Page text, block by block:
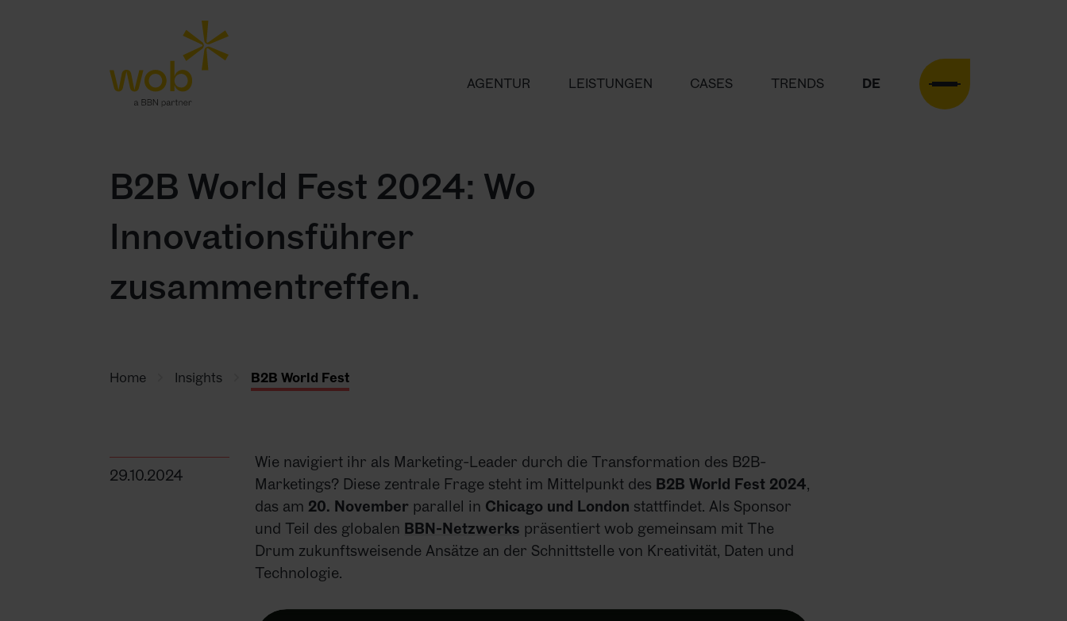
KARRIERE
NEWSLETTER
AGENTUR LEISTUNGEN CASES TRENDS DE
B2B World Fest 2024: Wo
Innovationsführer
zusammentreffen.
Home Insights B2B World Fest
29.10.2024
Wie navigiert ihr als Marketing-Leader durch die Transformation des B2B-
Marketings? Diese zentrale Frage steht im Mittelpunkt des B2B World Fest 2024,
das am 20. November parallel in Chicago und London stattfindet. Als Sponsor
und Teil des globalen BBN-Netzwerks präsentiert wob gemeinsam mit The
Drum zukunftsweisende Ansätze an der Schnittstelle von Kreativität, Daten und
Technologie.